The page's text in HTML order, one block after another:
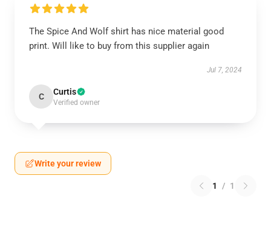
The Spice And Wolf shirt has nice material good
print. Will like to buy from this supplier again
Jul 7, 2024
C Curtis
Verified owner
Write your review
1 / 1